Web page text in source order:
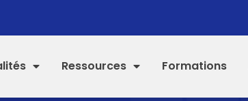
Ressources Formations